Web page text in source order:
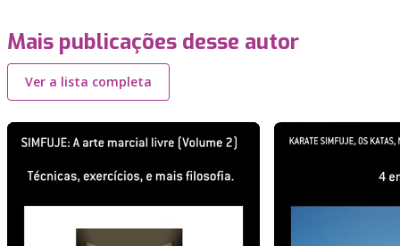
Mais publicações desse autor
Ver a lista completa